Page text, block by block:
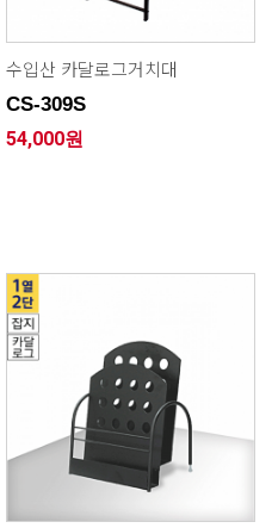
수입산 카달로그거치대
CS-309S
54,000원